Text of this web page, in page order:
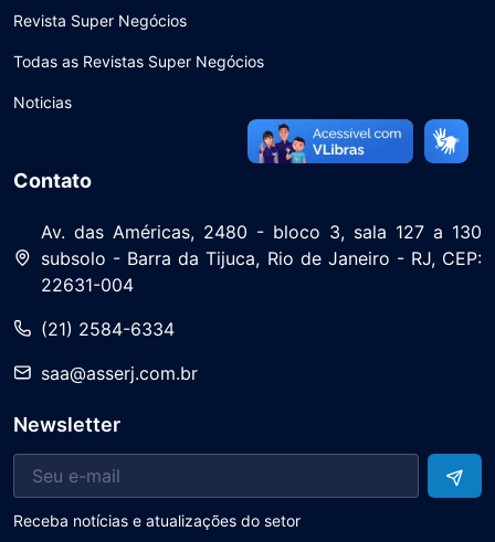
Revista Super Negócios
Todas as Revistas Super Negócios
Noticias
Contato
Av. das Américas, 2480 - bloco 3, sala 127 a 130
subsolo - Barra da Tijuca, Rio de Janeiro - RJ, CEP:
22631-004
(21) 2584-6334
saa@asserj.com.br
Newsletter
Receba notícias e atualizações do setor